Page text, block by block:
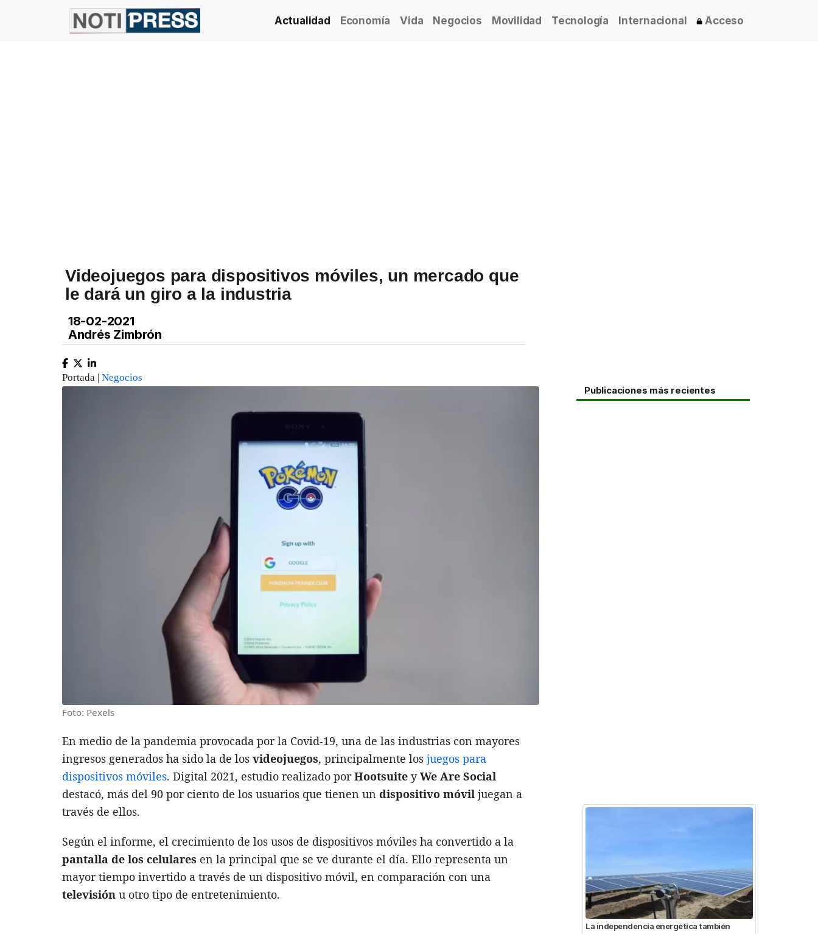
Actualidad Economía Vida Negocios Movilidad Tecnología Internacional Acceso
Videojuegos para dispositivos móviles, un mercado que
le dará un giro a la industria
18-02-2021
Andrés Zimbrón
Portada | Negocios
Foto: Pexels
En medio de la pandemia provocada por la Covid-19, una de las industrias con mayores
ingresos generados ha sido la de los videojuegos, principalmente los juegos para
dispositivos móviles. Digital 2021, estudio realizado porHootsuite yWe Are Social
destacó, más del 90 por ciento de los usuarios que tienen un dispositivo móvil juegan a
través de ellos.
Según el informe, el crecimiento de los usos de dispositivos móviles ha convertido a la
pantalla de los celulares en la principal que se ve durante el día. Ello representa un
mayor tiempo invertido a través de un dispositivo móvil, en comparación con una
televisión u otro tipo de entretenimiento.
Publicaciones más recientes
La independencia energética también